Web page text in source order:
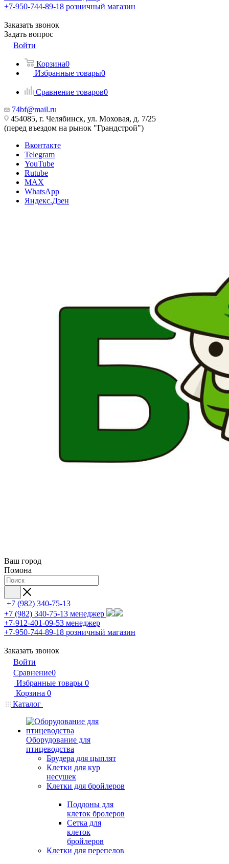
+7-950-744-89-18 розничный магазин
Заказать звонок
Задать вопрос
Войти
Корзина0
Избранные товары0
Сравнение товаров0
74bf@mail.ru
454085, г. Челябинск, ул. Моховая, д. 7/25
(перед въездом на рынок "Грандстрой")
Вконтакте
Telegram
YouTube
Rutube
MAX
WhatsApp
Яндекс.Дзен
Ваш город
Помона
+7 (982) 340-75-13
+7 (982) 340-75-13 менеджер
+7-912-401-09-53 менеджер
+7-950-744-89-18 розничный магазин
Заказать звонок
Войти
Сравнение0
Избранные товары 0
Корзина 0
Каталог
Оборудование для
птицеводства
Брудера для цыплят
Клетки для кур
несушек
Клетки для бройлеров
Поддоны для
клеток бролеров
Сетка для
клеток
бройлеров
Клетки для перепелов